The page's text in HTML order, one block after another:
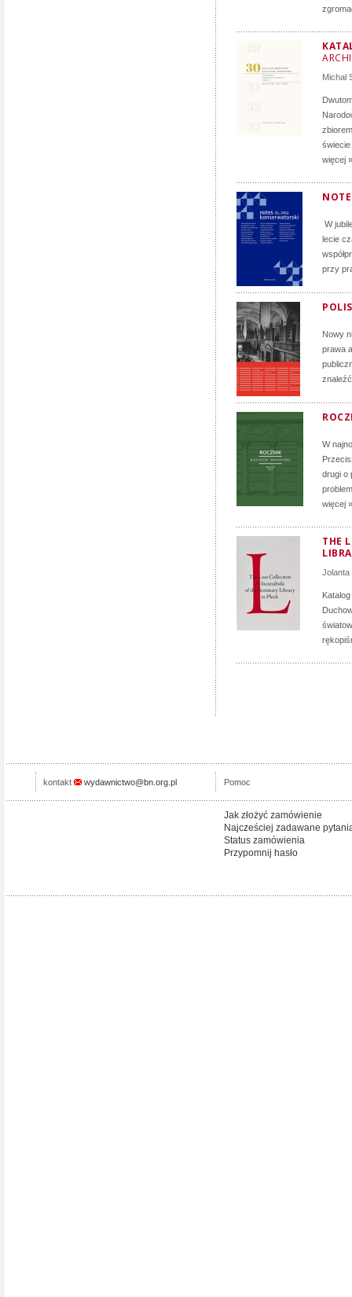
Michał
więcej »
W
lecie
przy
Nowy
prawa
W
drugi o
więcej »
THE
Jolanta
kontakt wydawnictwo@bn.org.pl Pomoc
Jak złożyć zamówienie
Najcześciej zadawane
Status zamówienia
Przypomnij hasło